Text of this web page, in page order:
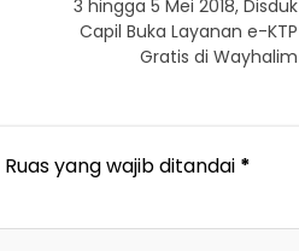
3 hingga 5 Mei 2018, Disduk
Capil Buka Layanan e-KTP
Gratis di Wayhalim
Ruas yang wajib ditandai *